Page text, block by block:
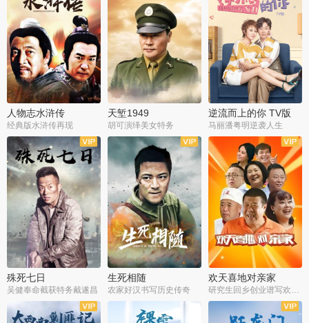
人物志水浒传
经典版水浒传再现
天堑1949
胡可演绎美女特务
逆流而上的你 TV版
马丽潘粤明逆袭人生
全34集
殊死七日
吴健奉命截获特务戴遂昌
全21集
生死相随
农家好汉书写历史传奇
全35集
欢天喜地对亲家
全21集 全30集